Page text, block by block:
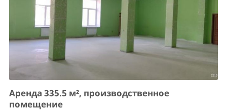
Аренда 335.5 м², производственное
помещение